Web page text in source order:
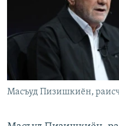
Масъуд Пизишкиён,